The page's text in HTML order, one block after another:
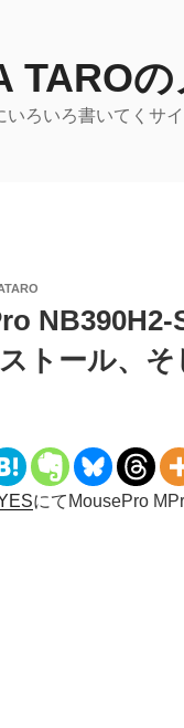
TARO
ろいろ書いてくサ
NB390H2-
トール、そ
にてMousePro